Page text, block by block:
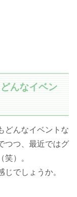
んなイベン
どんなイベントな
つつ、最近ではグ
）。
でしょうか。